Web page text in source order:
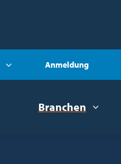
Anmeldung
Branchen